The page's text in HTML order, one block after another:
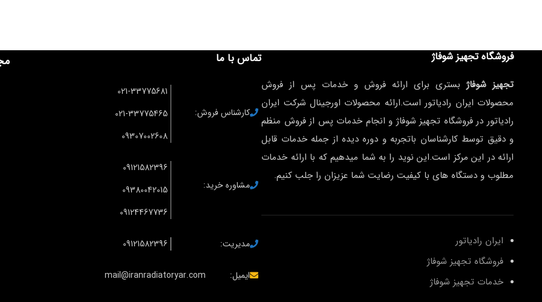
فروشگاه تجهیز شوفاژ
تجهیز شوفاژبستری برای ارائه فروش و خدمات پس از فروش
محصولات ایران رادیاتور است.ارائه محصولات اورجینال شرکت ایران
رادیاتور در فروشگاه تجهیز شوفاژ و انجام خدمات پس از فروش منظم
و دقیق توسط کارشناسان باتجربه و دوره دیده از جمله خدمات قابل
ارائه در این مرکز است.این نوید را به شما میدهیم که با ارائه خدمات
مطلوب و دستگاه های با کیفیت رضایت شما عزیزان را جلب کنیم.
ایران رادیاتور
فروشگاه تجهیز شوفاژ
خدمات تجهیز شوفاژ
تماس با ما
021-33775681
021-33775465
09307002608
09121582396
09380042015
09124467736
09121582396
mail@iranradiatoryar.com
کارشناس فروش:
مشاوره خرید:
مدیریت:
ایمیل: